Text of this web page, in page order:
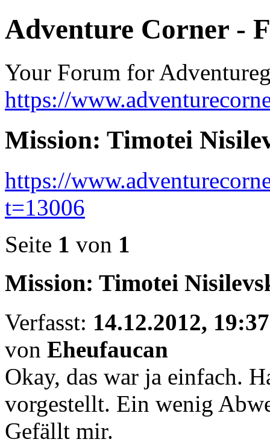
Adventure Corner -
Your Forum for
https://
Mission: Timotei
https://
t=13006
Seite 1 von 1
Mission: Timotei
Verfasst: 14.12.2012, 19:37
von Eheufaucan
Okay, das war ja einfach.
vorgestellt. Ein wenig
Gefällt mir.